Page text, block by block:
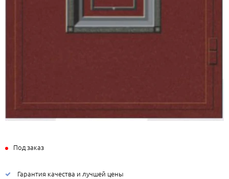
Под заказ
Гарантия качества и лучшей цены